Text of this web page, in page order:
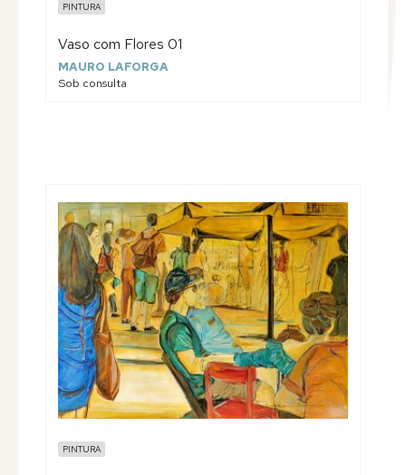
PINTURA
Vaso com Flores 01
MAURO LAFORGA
Sob consulta
PINTURA